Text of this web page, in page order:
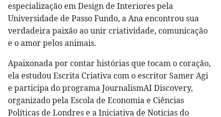
especialização em Design de Interiores pela
Universidade de Passo Fundo, a Ana encontrou sua
verdadeira paixão ao unir criatividade, comunicação
e o amor pelos animais.
Apaixonada por contar histórias que tocam o coração,
ela estudou Escrita Criativa com o escritor Samer Agi
e participa do programa JournalismAI Discovery,
organizado pela Escola de Economia e Ciências
Políticas de Londres e a Iniciativa de Notícias do